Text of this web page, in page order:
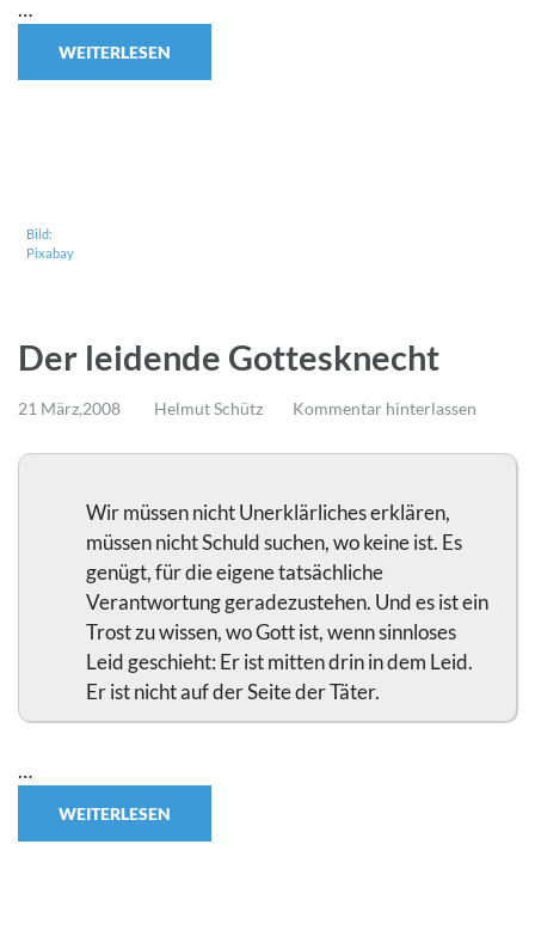
…
WEITERLESEN
Bild:
Pixabay
Der leidende Gottesknecht
21 März,2008 Helmut Schütz Kommentar hinterlassen
Wir müssen nicht Unerklärliches erklären,
müssen nicht Schuld suchen, wo keine ist. Es
genügt, für die eigene tatsächliche
Verantwortung geradezustehen. Und es ist ein
Trost zu wissen, wo Gott ist, wenn sinnloses
Leid geschieht: Er ist mitten drin in dem Leid.
Er ist nicht auf der Seite der Täter.
…
WEITERLESEN